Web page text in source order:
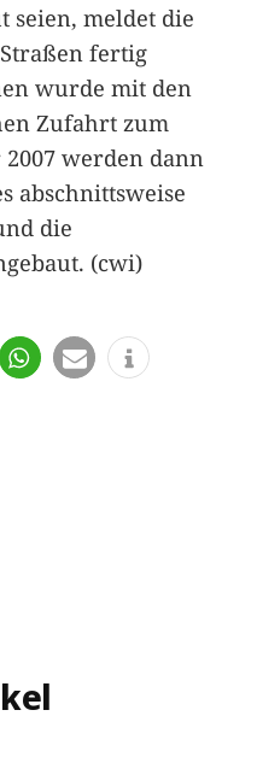
seien, meldet die
fertig
wurde mit den
Zufahrt zum
werden dann
abschnittsweise
die
(cwi)